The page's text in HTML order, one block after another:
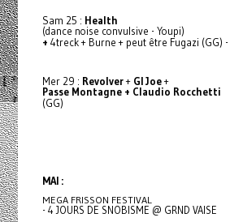
Sam 25 : Health
(dance noise convulsive - Youpi)
+ 4treck + Burne + peut être Fugazi (GG) -
Mer 29 : Revolver+GI Joe+
Passe Montagne + Claudio Rocchetti
(GG)
MAI :
MEGA FRISSON FESTIVAL
- 4 JOURS DE SNOBISME @ GRND VAISE